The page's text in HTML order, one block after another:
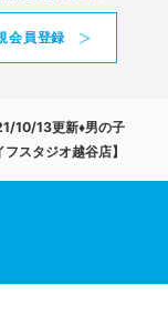
会員登録
10/13更新♦男の子
スタジオ越谷店】